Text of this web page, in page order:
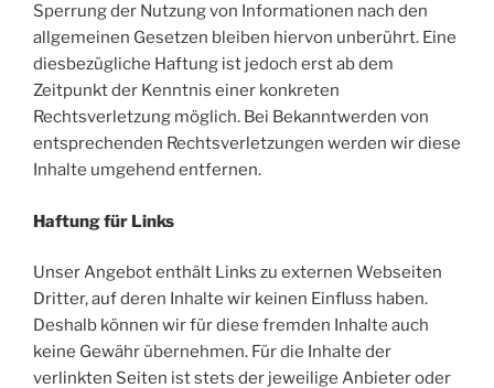
Sperrung der Nutzung von Informationen nach den
allgemeinen Gesetzen bleiben hiervon unberührt. Eine
diesbezügliche Haftung ist jedoch erst ab dem
Zeitpunkt der Kenntnis einer konkreten
Rechtsverletzung möglich. Bei Bekanntwerden von
entsprechenden Rechtsverletzungen werden wir diese
Inhalte umgehend entfernen.
Haftung für Links
Unser Angebot enthält Links zu externen Webseiten
Dritter, auf deren Inhalte wir keinen Einfluss haben.
Deshalb können wir für diese fremden Inhalte auch
keine Gewähr übernehmen. Für die Inhalte der
verlinkten Seiten ist stets der jeweilige Anbieter oder